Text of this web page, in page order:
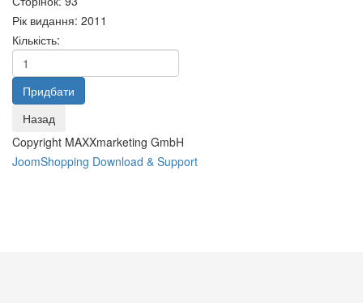
КОНКУРЕНТОСПРОМОЖНІСТЬ
НАЦІОНАЛЬНОЇ ЕКОНОМІКИ
76 грн.
78 грн.
Рік видання: 2011
Кількість:
Copyright MAXXmarketing GmbH
JoomShopping Download & Support